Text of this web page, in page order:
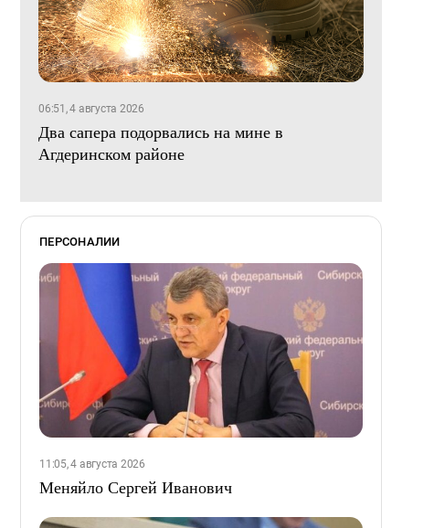
06:51, 4 августа 2026
Два сапера подорвались на мине в
Агдеринском районе
ПЕРСОНАЛИИ
11:05, 4 августа 2026
Меняйло Сергей Иванович